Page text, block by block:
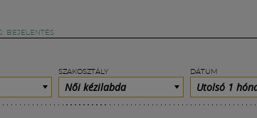
BEJELENTÉS
SZAKOSZTÁLY
Női kézilabda
DÁTUM
Utolsó 1